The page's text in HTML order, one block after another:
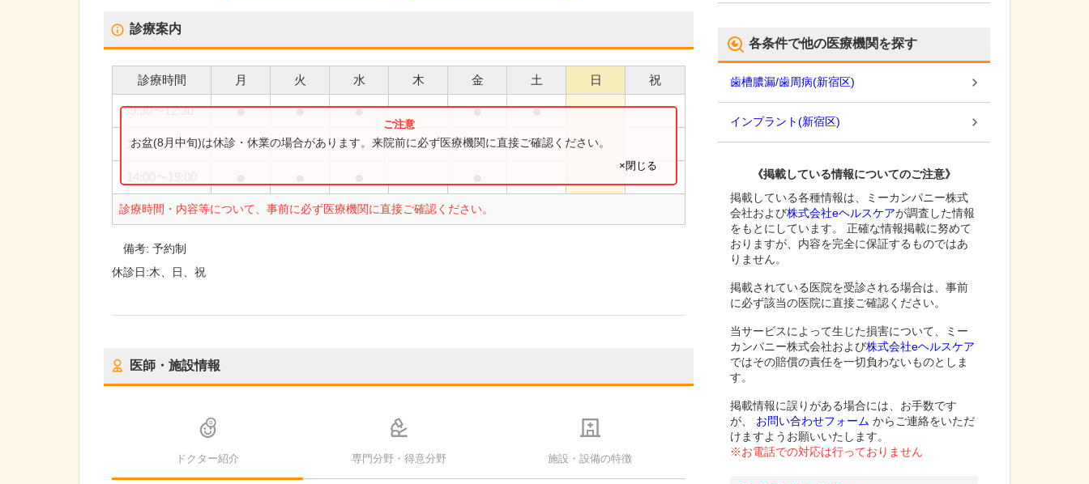
診療案内
診療時間 月 火 水 木 金 土 日 祝
9:30〜12:30 ● ● ● ● ●
14:00〜18:00 ●
診療時間・内容等について、事前に必ず医療機関に直接ご確認ください。
お盆(8月中旬)は休診・休業の場合があります。来院前に必ず医療機関に直接ご確認ください。
×閉じる
備考:予約制
休診日:木、日、祝
医師・施設情報
ドクター紹介 専門分野・得意分野 施設・設備の特徴
各条件で他の医療機関を探す
歯槽膿漏/歯周病(新宿区)
インプラント(新宿区)
《掲載している情報についてのご注意》
掲載している各種情報は、ミーカンパニー株式
会社および株式会社eヘルスケアが調査した情報
をもとにしています。 正確な情報掲載に努めて
おりますが、内容を完全に保証するものではあ
りません。
掲載されている医院を受診される場合は、事前
に必ず該当の医院に直接ご確認ください。
当サービスによって生じた損害について、ミー
カンパニー株式会社および株式会社eヘルスケア
ではその賠償の責任を一切負わないものとしま
す。
掲載情報に誤りがある場合には、お手数です
が、
お問い合わせフォーム からご連絡をいただ
けますようお願いいたします。
※お電話での対応は行っておりません